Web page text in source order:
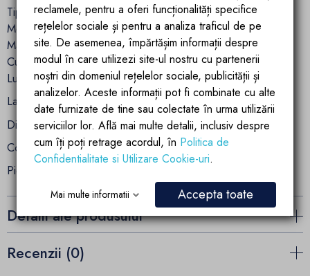
Tip baterie: lavoar
Montaj: incastrat in perete
Material: alama
Culoare: crom
Lungime pipa : 16.1 cm
Latime baterie: 4.7 cm
Distanta intre ornamente: 12 cm
Conexiune: 3/8 inch
Piese incorporate: incluse
Detalii ale produsului
Recenzii (0)
reclamele, pentru a oferi funcționalități specifice
rețelelor sociale și pentru a analiza traficul de pe
site. De asemenea, împărtășim informații despre
modul în care utilizezi site-ul nostru cu partenerii
noștri din domeniul rețelelor sociale, publicității și
analizelor. Aceste informații pot fi combinate cu alte
date furnizate de tine sau colectate în urma utilizării
serviciilor lor. Află mai multe detalii, inclusiv despre
cum îți poți retrage acordul, în Politica de
Confidentialitate si Utilizare Cookie-uri.
Mai multe informatii Accepta toate